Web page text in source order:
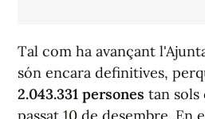
Tal com ha avançant
són encara definitives,
2.043.331 persones tan sols